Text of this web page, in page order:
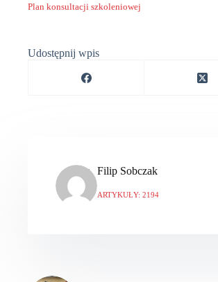
Plan konsultacji szkoleniowej
Udostępnij wpis
Filip Sobczak
ARTYKUŁY: 2194